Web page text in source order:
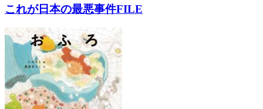
これが日本の最悪事件FILE